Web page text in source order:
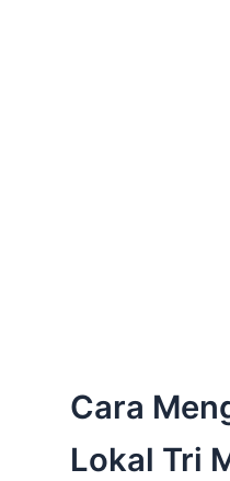
Cara
Lokal Tri